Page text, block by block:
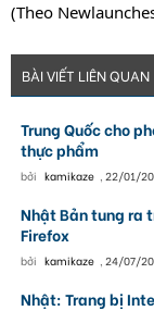
(Theo
BÀI VIẾT LIÊN QUAN
Trung Quốc cho
thực phẩm
bởi kamikaze , 22/01/
Nhật Bản tung ra
Firefox
bởi kamikaze , 24/07/
Nhật: Trang bị